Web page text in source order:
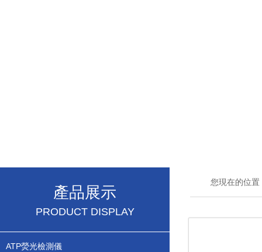
產品展示
PRODUCT DISPLAY
ATP熒光檢測儀
您現在的位置